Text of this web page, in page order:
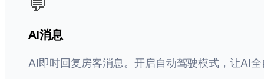
AI消息
AI即时回复房客消息。开启自动驾驶模式，让AI全